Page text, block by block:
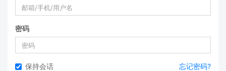
密码
保持会话 忘记密码?